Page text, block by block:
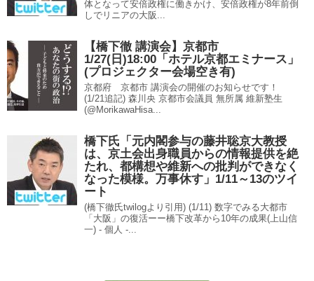
体となって安倍政権に働きかけ、安倍政権が8年前倒
しでリニアの大阪...
【橋下徹 講演会】京都市
1/27(日)18:00「ホテル京都エミナース」
(プロジェクター会場空き有)
京都府 京都市 講演会の開催のお知らせです！
(1/21追記) 森川央 京都市会議員 無所属 維新塾生
(@MorikawaHisa...
橋下氏「元内閣参与の藤井聡京大教授
は、京土会出身職員からの情報提供を絶
たれ、都構想や維新への批判ができなく
なった模様。万事休す」1/11～13のツイ
ート
(橋下徹氏twilogより引用) (1/11) 数字でみる大都市
「大阪」の復活ーー橋下改革から10年の成果(上山信
一) - 個人 -...